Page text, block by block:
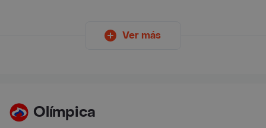
Ver más
Olímpica